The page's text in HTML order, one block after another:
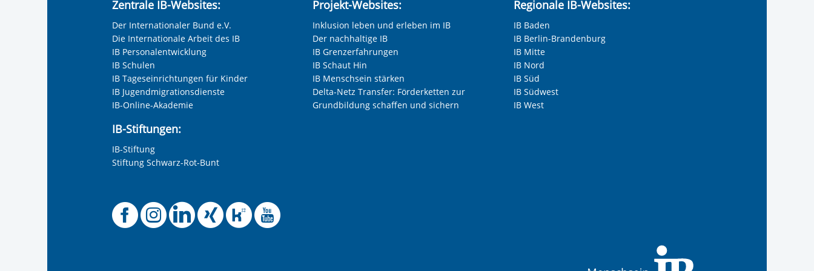
Zentrale IB-Websites:
Der Internationaler Bund e.V.
Die Internationale Arbeit des IB
IB Personalentwicklung
IB Schulen
IB Tageseinrichtungen für Kinder
IB Jugendmigrationsdienste
IB-Online-Akademie
IB-Stiftungen:
IB-Stiftung
Stiftung Schwarz-Rot-Bunt
Projekt-Websites:
Inklusion leben und erleben im IB
Der nachhaltige IB
IB Grenzerfahrungen
IB Schaut Hin
IB Menschsein stärken
Delta-Netz Transfer: Förderketten zur
Grundbildung schaffen und sichern
Regionale IB-Websites:
IB Baden
IB Berlin-Brandenburg
IB Mitte
IB Nord
IB Süd
IB Südwest
IB West
Offizielle Facebook-Seite der IB-Freiwilligendienste
Offizielle Instagram-Seite des Internationalen Bund
Offizielle LinkedIn-Seite des Internationalen Bund
Offizielle Xing-Seite des Internationalen Bund
Offizielle Kununu-Seite des Internationalen